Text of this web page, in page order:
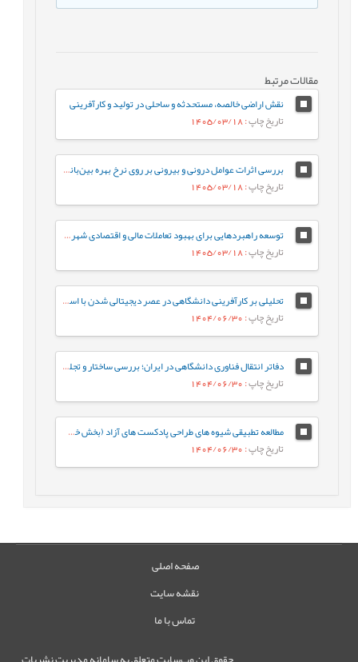
مقالات مرتبط
نقش اراضی خالصه، مستحدثه و ساحلی در تولید و کارآفرینی
تاریخ چاپ: 1405/03/18
بررسی اثرات عوامل درونی و بیرونی بر روی نرخ بهره بین‌بانکی در ایران
تاریخ چاپ: 1405/03/18
توسعه راهبردهایی برای بهبود تعاملات مالی و اقتصادی شهرداری‌ها و شرکت‌های خدماتی (مورد مطالعه: شهرداری تهران و شرکت‌های خدمات‌رسان آب و برق)
تاریخ چاپ: 1405/03/18
تحلیلی بر کارآفرینی دانشگاهی در عصر دیجیتالی شدن با استفاده از روش فراترکیب
تاریخ چاپ: 1404/06/30
دفاتر انتقال فناوری دانشگاهی در ایران؛ بررسی ساختار و تجلیات نهادی در نظام ملی نوآوری: مطالعه موردی دانشگاه خلیج فارس
تاریخ چاپ: 1404/06/30
مطالعه تطبیقی شیوه های طراحی پادکست های آزاد (بخش خصوصی) با پادکست های برنامه های رادیویی
تاریخ چاپ: 1404/06/30
صفحه اصلی
نقشه سایت
تماس با ما